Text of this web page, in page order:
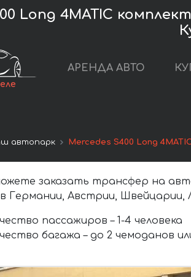
Long 4MATIC
АРЕНДА АВТО
автопарк Mercedes S400 Long
заказать трансфер на
Германии, Австрии,
пассажиров – 1-4 человека
багажа – до 2 чемоданов